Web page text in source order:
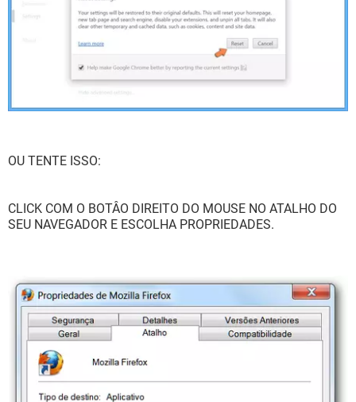
OU TENTE ISSO:
CLICK COM O BOTÂO DIREITO DO MOUSE NO ATALHO DO
SEU NAVEGADOR E ESCOLHA PROPRIEDADES.